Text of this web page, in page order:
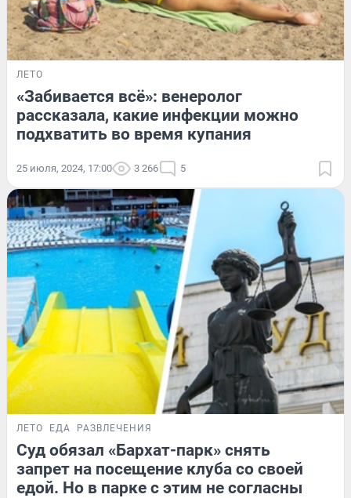
ЛЕТО
«Забивается всё»: венеролог
рассказала, какие инфекции можно
подхватить во время купания
25 июля, 2024, 17:00 3 266 5
ЛЕТО ЕДА РАЗВЛЕЧЕНИЯ
Суд обязал «Бархат-парк» снять
запрет на посещение клуба со своей
едой. Но в парке с этим не согласны